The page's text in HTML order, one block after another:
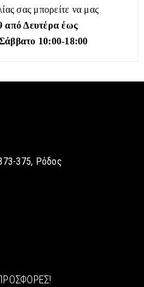
σας μπορείτε να μας
από Δευτέρα έως
10:00-18:00
375, Ρόδος